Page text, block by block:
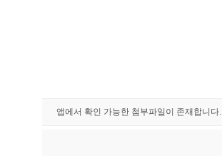
앱에서 확인 가능한 첨부파일이 존재합니다.